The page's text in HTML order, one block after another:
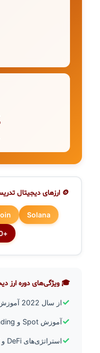
🪙 ارزهای دیجیتال تدریس شده در بروکسل
Solana
+20 ارز دیگر
🎓 ویژگی‌های دوره ارز
✓از سال 2022 آموزش مستمر
✓آموزش Spot و Futures Trading
✓استراتژی‌های DeFi و NFT